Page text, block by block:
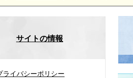
サイトの情報
ライバシーポリシー